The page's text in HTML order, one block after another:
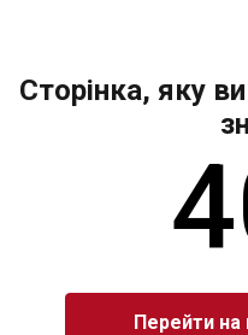
Сторінка, яку
Перейти на